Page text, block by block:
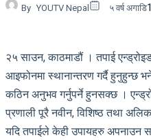
By YOUTV Nepal ५ वर्ष अगाडि
२५ साउन, काठमाडौं । तपाई
आइफोनमा स्थानान्तरण गर्दै हुनुहुन्छ
कठिन अनुभव गर्नुपर्ने हुनसक्छ ।
प्रणाली पूरै नवीन, विशिष्ठ तथा
यदि तपाईले केही उपायहरु अपनाउन